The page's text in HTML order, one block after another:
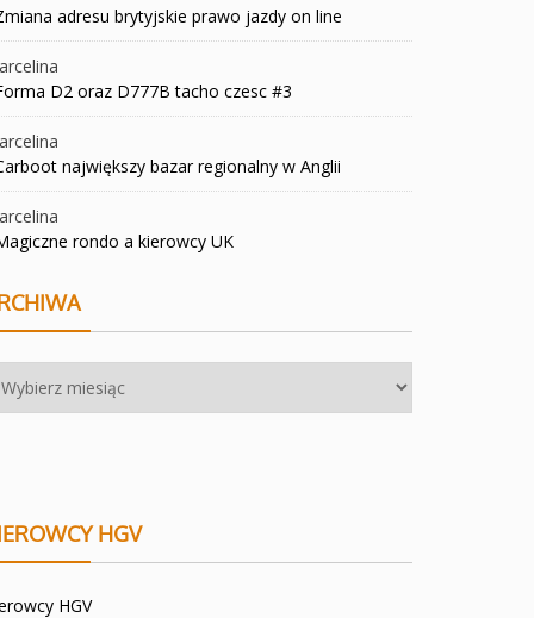
adresu brytyjskie prawo jazdy on line
D2 oraz D777B tacho czesc #3
największy bazar regionalny w Anglii
rondo a kierowcy UK
HGV
HGV